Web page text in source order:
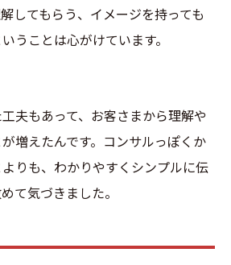
してもらう、イメージを持っても
うことは心がけています。
夫もあって、お客さまから理解や
増えたんです。コンサルっぽくか
りも、わかりやすくシンプルに伝
て気づきました。